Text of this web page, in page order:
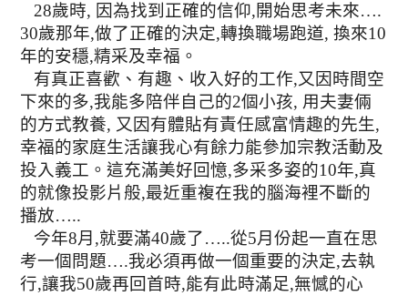
28歲時, 因為找到正確的信仰,開始思考未來….
30歲那年,做了正確的決定,轉換職場跑道,換來10
年的安穩,精采及幸福 。
有真正喜歡、有趣、收入好的工作,又因時間空
下來的多,我能多陪伴自己的2個小孩, 用夫妻倆
的方式教養, 又因有體貼有責任感富情趣的先生,
幸福的家庭生活讓我心有餘力能參加宗教活動及
投入義工。這充滿美好回憶,多采多姿的10年,真
的就像投影片般,最近重複在我的腦海裡不斷的
播放…..
今年8月 ,就要滿40歲了…..從5月份起一直在思
考一個問題….我必須再做一個重要的決定,去執
行,讓我50歲再回首時,能有此時滿足,無憾的心